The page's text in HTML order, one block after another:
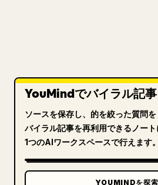
YouMindでバイラル記
ソースを保存し、的を絞った質問を
バイラル記事を再利用できるノー
1つのAIワークスペースで行えます。
YOUMINDを探索